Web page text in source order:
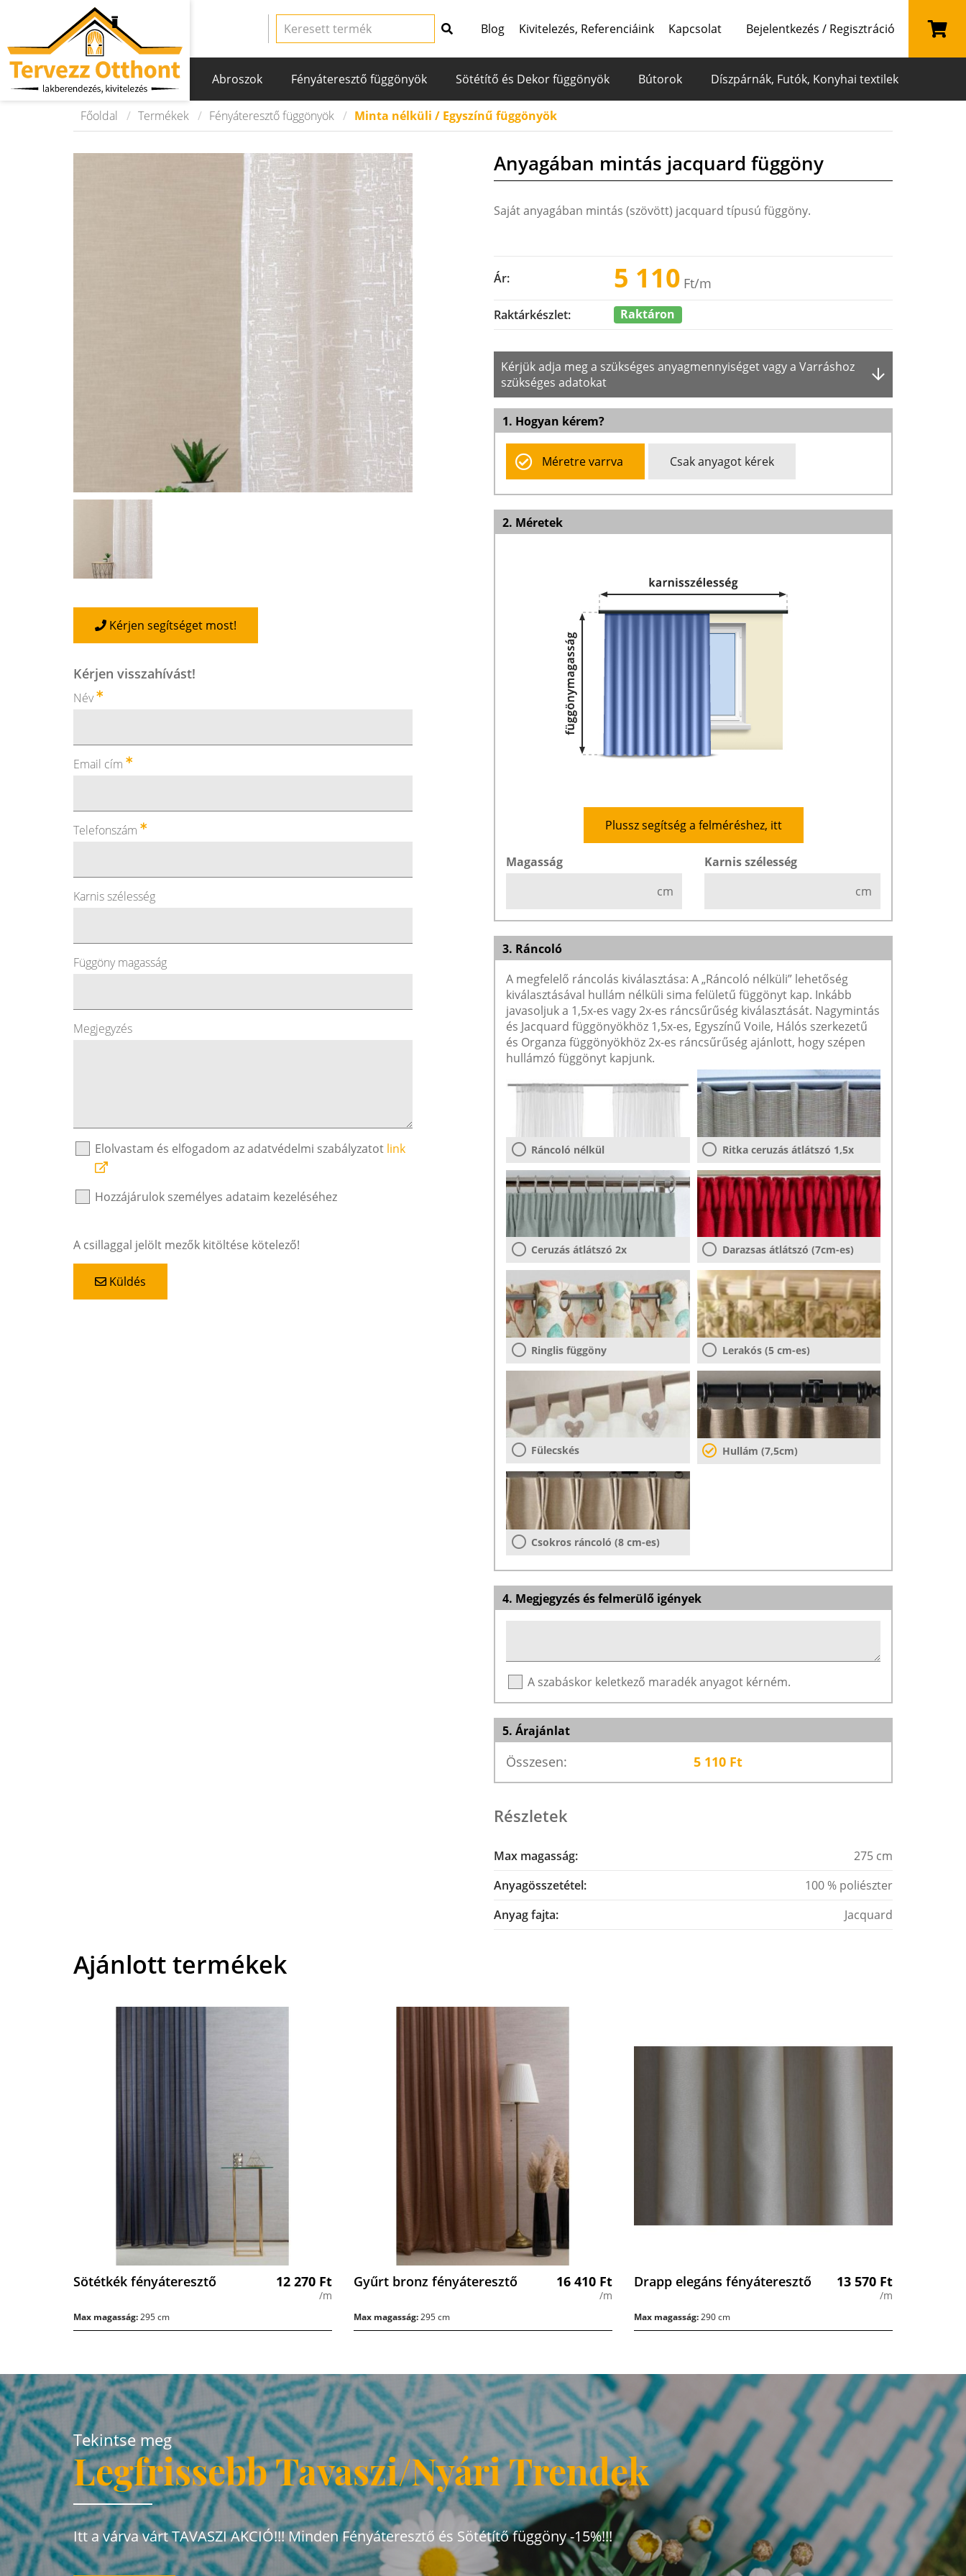
Blog Kivitelezés, Referenciáink Kapcsolat Bejelentkezés / Regisztráció
Abroszok Fényáteresztő függönyök Sötétítő és Dekor függönyök Bútorok Díszpárnák, Futók, Konyhai textilek
Főoldal Termékek Fényáteresztő függönyök Minta nélküli / Egyszínű függönyök
Kérjen segítséget most!
Kérjen visszahívást!
Név
Email cím
Telefonszám
Karnis szélesség
Függöny magasság
Megjegyzés
Elolvastam és elfogadom az adatvédelmi szabályzatot link
Hozzájárulok személyes adataim kezeléséhez
A csillaggal jelölt mezők kitöltése kötelező!
Küldés
Anyagában mintás jacquard függöny
Saját anyagában mintás (szövött) jacquard típusú függöny.
Ár: 5 110 Ft/m
Raktárkészlet: Raktáron
Kérjük adja meg a szükséges anyagmennyiséget vagy a Varráshoz
szükséges adatokat
1. Hogyan kérem?
Méretre varrva Csak anyagot kérek
2. Méretek
Plussz segítség a felméréshez, itt
Magasság
cm
Karnis szélesség
cm
3. Ráncoló
A megfelelő ráncolás kiválasztása: A „Ráncoló nélküli” lehetőség
kiválasztásával hullám nélküli sima felületű függönyt kap. Inkább
javasoljuk a 1,5x-es vagy 2x-es ráncsűrűség kiválasztását. Nagymintás
és Jacquard függönyökhöz 1,5x-es, Egyszínű Voile, Hálós szerkezetű
és Organza függönyökhöz 2x-es ráncsűrűség ajánlott, hogy szépen
hullámzó függönyt kapjunk.
Ráncoló nélkül Ritka ceruzás átlátszó 1,5x
Ceruzás átlátszó 2x Darazsas átlátszó (7cm-es)
Ringlis függöny Lerakós (5 cm-es)
Fülecskés Hullám (7,5cm)
Csokros ráncoló (8 cm-es)
4. Megjegyzés és felmerülő igények
A szabáskor keletkező maradék anyagot kérném.
5. Árajánlat
Összesen: 5 110Ft
Részletek
Max magasság:
275 cm
Anyagösszetétel:
100 % poliészter
Anyag fajta:
Jacquard
Ajánlott termékek
Sötétkék fényáteresztő 12 270 Ft
/m
Max magasság:295 cm
Gyűrt bronz fényáteresztő 16 410 Ft
/m
Max magasság:295 cm
Drapp elegáns fényáteresztő 13 570 Ft
/m
Max magasság:290 cm
Tekintse meg
Legfrissebb Tavaszi/Nyári Trendek
Itt a várva várt TAVASZI AKCIÓ!!! Minden Fényáteresztő és Sötétítő függöny -15%!!!